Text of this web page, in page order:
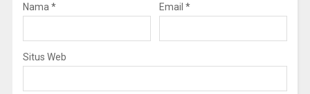
Nama * Email *
Situs Web